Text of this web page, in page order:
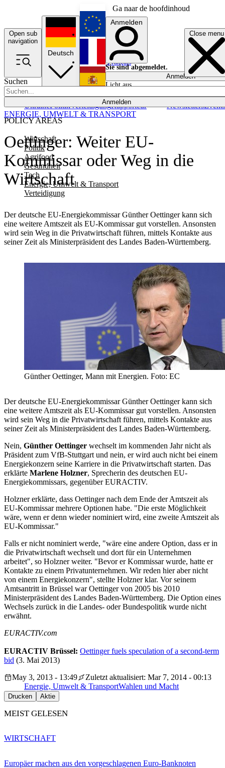
Ga naar de hoofdinhoud
Open sub
navigation
Close menu
Suchen
Anmelden
POLICY AREAS
Wirtschaft
Politik
Agrifood
Gesundheit
Tech
Energie, Umwelt & Transport
Verteidigung
UkrainePolitikVerteidigungRapporteur NewslettersEvents
Deutsch
English
Français
Anmelden
Sie sind abgemeldet.
Anmelden
Licht aus
Oettinger: Weiter EU-
Kommissar oder Weg in die
Wirtschaft
Der deutsche EU-Energiekommissar Günther Oettinger kann sich
eine weitere Amtszeit als EU-Kommissar gut vorstellen. Ansonsten
wird sein Weg in die Privatwirtschaft führen, mittels Kontakte aus
seiner Zeit als Ministerpräsident des Landes Baden-Württemberg.
ENERGIE, UMWELT & TRANSPORT
Günther Oettinger, Mann mit Energien. Foto: EC
Der deutsche EU-Energiekommissar Günther Oettinger kann sich
eine weitere Amtszeit als EU-Kommissar gut vorstellen. Ansonsten
wird sein Weg in die Privatwirtschaft führen, mittels Kontakte aus
seiner Zeit als Ministerpräsident des Landes Baden-Württemberg.
Nein, Günther Oettinger wechselt im kommenden Jahr nicht als
Präsident zum VfB-Stuttgart und nein, er wird auch nicht bei einem
Energiekonzern seine Karriere in die Privatwirtschaft starten. Das
erklärte Marlene Holzner, Sprecherin des deutschen EU-
Energiekommissars, gegenüber EURACTIV.
Holzner erklärte, dass Oettinger nach dem Ende der Amtszeit als
EU-Kommissar mehrere Optionen habe. "Die erste Möglichkeit
wäre, wenn er denn wieder nominiert wird, eine zweite Amtszeit als
EU-Kommissar."
Falls er nicht nominiert werde, "wäre eine andere Option, dass er in
die Privatwirtschaft wechselt und dort für ein Unternehmen
arbeitet", so Holzner weiter. "Bevor er Kommissar wurde, hatte er
Kontakte zu einem Privatunternehmen. Wir reden hier aber nicht
von einem Energiekonzern", stellte Holzner klar. Vor seinem
Amtsantritt in Brüssel war Oettinger von 2005 bis 2010
Ministerpräsident des Landes Baden-Württemberg. Die Option eines
Wechsels zurück in die Landes- oder Bundespolitik wurde nicht
erwähnt.
EURACTIV.com
EURACTIV Brüssel: Oettinger fuels speculation of a second-term
bid (3. Mai 2013)
May 3, 2013 - 13:49
Zuletzt aktualisiert: Mar 7, 2014 - 00:13
Energie, Umwelt & TransportWahlen und Macht
Drucken Aktie
MEIST GELESEN
Europäer machen aus den vorgeschlagenen Euro-Banknoten
WIRTSCHAFT